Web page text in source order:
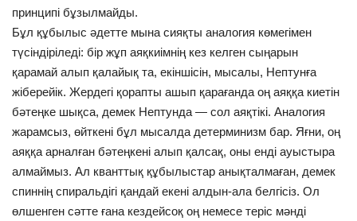
принципі бұзылмайды.
Бұл құбылыс әдетте мына сияқты аналогия көмегімен
түсіндіріледі: бір жұп аяқкиімнің кез келген сыңарын
қарамай алып қалайық та, екіншісін, мысалы, Нептунға
жіберейік. Жердегі қорапты ашып қарағанда оң аяққа киетін
бәтеңке шықса, демек Нептунда — сол аяқтікі. Аналогия
жарамсыз, өйткені бұл мысалда детерминизм бар. Яғни, оң
аяққа арналған бәтеңкені алып қалсақ, оны енді ауыстыра
алмаймыз. Ал кванттық құбылыстар анықталмаған, демек
спиннің спиральдігі қандай екені алдын-ала белгісіз. Ол
өлшенген сәтте ғана кездейсоқ оң немесе теріс мәнді